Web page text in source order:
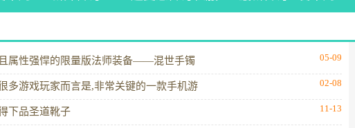
05-09
属性强悍的限量版法师装备——混世手镯
02-08
多游戏玩家而言是,非常关键的一款手机游
11-13
下品圣道靴子